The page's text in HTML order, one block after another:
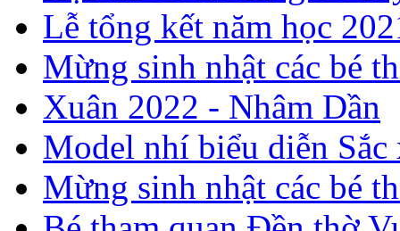
Lễ tổng kết năm học
Mừng sinh nhật các bé
Xuân 2022 - Nhâm Dần
Model nhí biểu diễn
Mừng sinh nhật các bé